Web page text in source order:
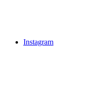
Instagram